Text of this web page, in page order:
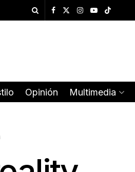
Opinión Multimedia